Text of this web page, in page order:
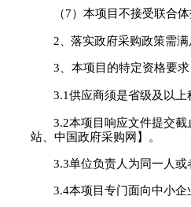
（7） 本项目不接受联合
2 落实政府采购政策需
3、本项目的特定资格要求
3.1供应商须是省级及以
3.2本项目响应文件提交截
站、中国政府采购网】。
3.3单位负责人为同一人或
3.4本项目专门面向中小企